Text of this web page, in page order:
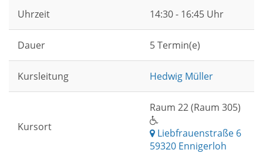
Uhrzeit 14:30 - 16:45 Uhr
Dauer 5 Termin(e)
Kursleitung Hedwig Müller
Kursort
Raum 22 (Raum 305)
Liebfrauenstraße 6
59320 Ennigerloh